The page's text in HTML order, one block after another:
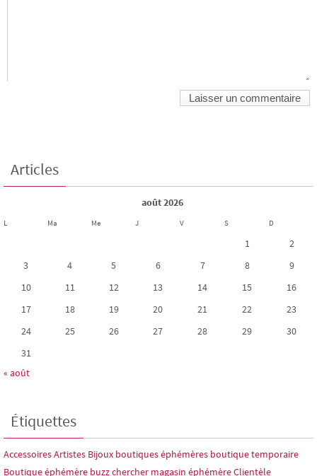
Articles
août 2026
L Ma Me J V S D
« août
1
2
3
4 5 6 7 8
9
10
11 12 13 14 15
16
17
18 19 20 21 22
23
24
25 26 27 28 29
30
31
Étiquettes
AccessoiresArtistes Bijoux boutiques éphémères boutique temporaire
Boutique éphémère buzzchercher magasin éphémèreClientèle